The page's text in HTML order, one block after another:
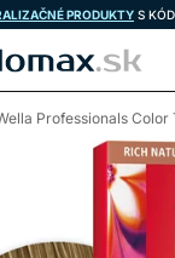
PRODUKTY S
Professionals